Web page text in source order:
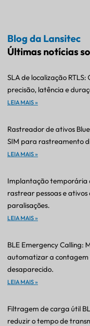
Blog da Lansitec
Últimas notícias
SLA de localização
precisão, latência e
LEIA MAIS »
Rastreador de ativos
SIM para rastreamento
LEIA MAIS »
Implantação temporária
rastrear pessoas e
paralisações.
LEIA MAIS »
BLE Emergency Calling:
automatizar a contagem
desaparecido.
LEIA MAIS »
Filtragem de carga útil
reduzir o tempo de